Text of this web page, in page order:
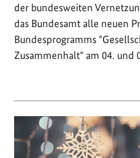
der bundesweiten
das Bundesamt alle neuen
Bundesprogramms
Zusammenhalt" am 04. und